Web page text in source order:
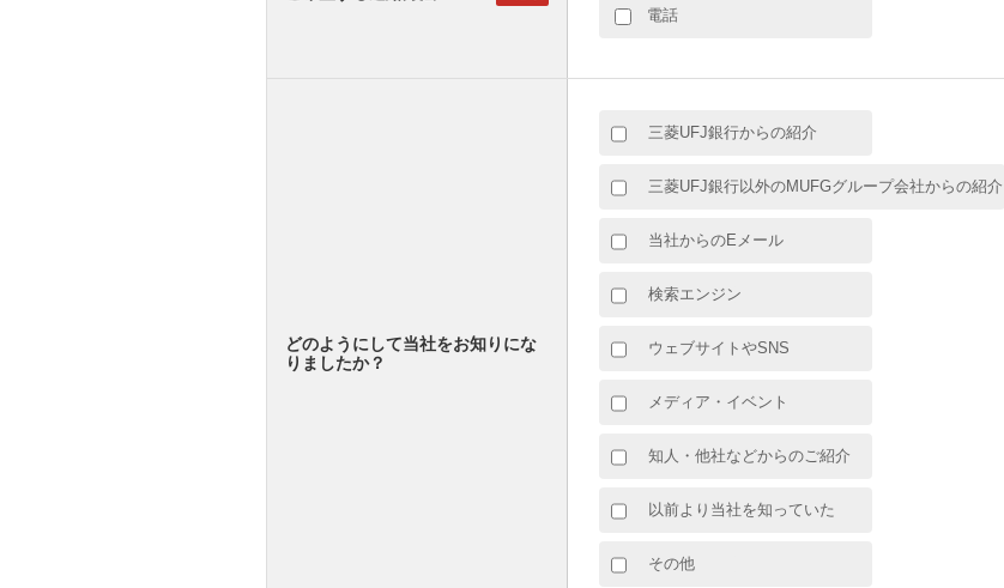
電話
どのようにして当社をお知りにな
りましたか？
三菱UFJ銀行からの紹介
三菱UFJ銀行以外のMUFGグループ会社からの紹介
当社からのEメール
検索エンジン
ウェブサイトやSNS
メディア・イベント
知人・他社などからのご紹介
以前より当社を知っていた
その他